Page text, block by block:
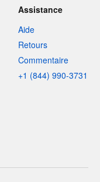
Assistance
Aide
Retours
Commentaire
+1 (844) 990-3731